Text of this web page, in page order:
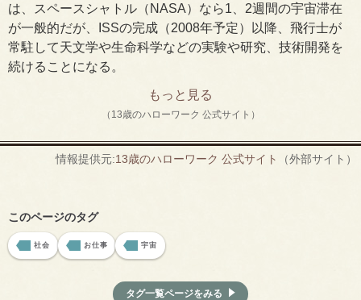
は、スペースシャトル（NASA）なら1、2週間の宇宙滞在
が一般的だが、ISSの完成（2008年予定）以降、飛行士が
常駐して天文学や生命科学などの実験や研究、技術開発を
続けることになる。
もっと見る
（13歳のハローワーク 公式サイト）
情報提供元:13歳のハローワーク 公式サイト （外部サイト）
このページのタグ
社会 お仕事 宇宙
タグ一覧ページをみる